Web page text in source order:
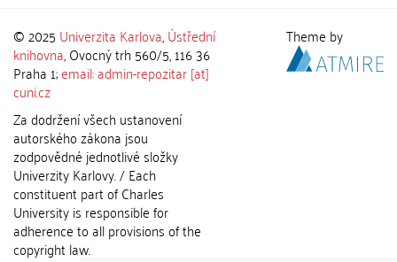
© 2025 Univerzita Karlova,Ústřední
knihovna, Ovocný trh 560/5, 116 36
Praha 1;email: admin-repozitar [at]
cuni.cz
Za dodržení všech ustanovení
autorského zákona jsou
zodpovědné jednotlivé složky
Univerzity Karlovy. / Each
constituent part of Charles
University is responsible for
adherence to all provisions of the
copyright law.
Theme by